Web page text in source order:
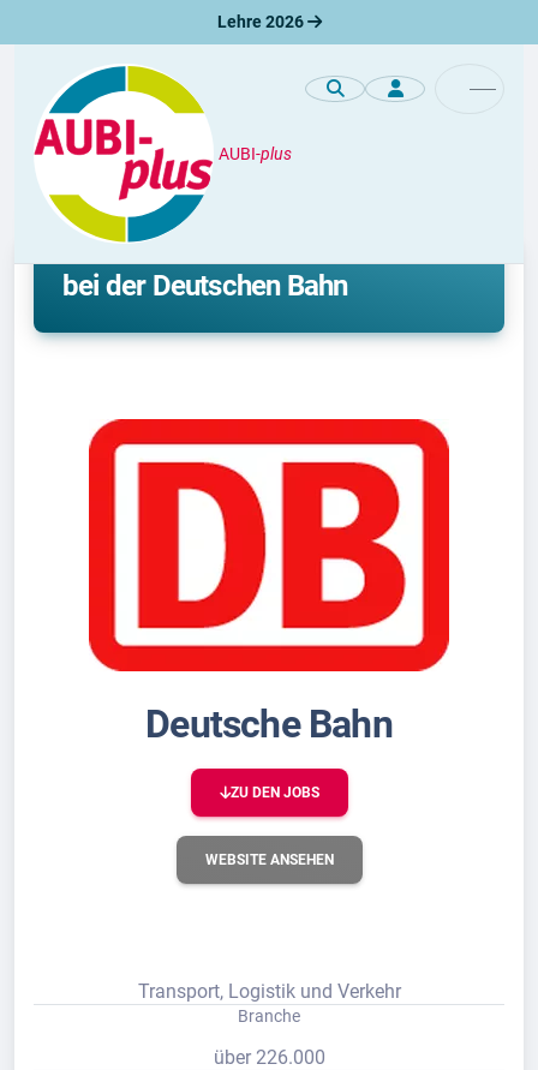
Lehre 2026
AUBI-plus
Premiumprofile
Ausbildung und Duales Studium
bei der Deutschen Bahn
Deutsche Bahn
ZU DEN JOBS
WEBSITE ANSEHEN
Transport, Logistik und Verkehr
Branche
über 226.000